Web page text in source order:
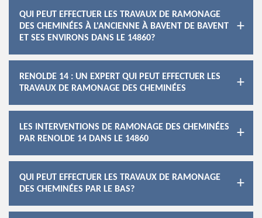
QUI PEUT EFFECTUER LES TRAVAUX DE RAMONAGE
DES CHEMINÉES À L'ANCIENNE À BAVENT DE BAVENT
ET SES ENVIRONS DANS LE 14860?
RENOLDE 14 : UN EXPERT QUI PEUT EFFECTUER LES
TRAVAUX DE RAMONAGE DES CHEMINÉES
LES INTERVENTIONS DE RAMONAGE DES CHEMINÉES
PAR RENOLDE 14 DANS LE 14860
QUI PEUT EFFECTUER LES TRAVAUX DE RAMONAGE
DES CHEMINÉES PAR LE BAS?